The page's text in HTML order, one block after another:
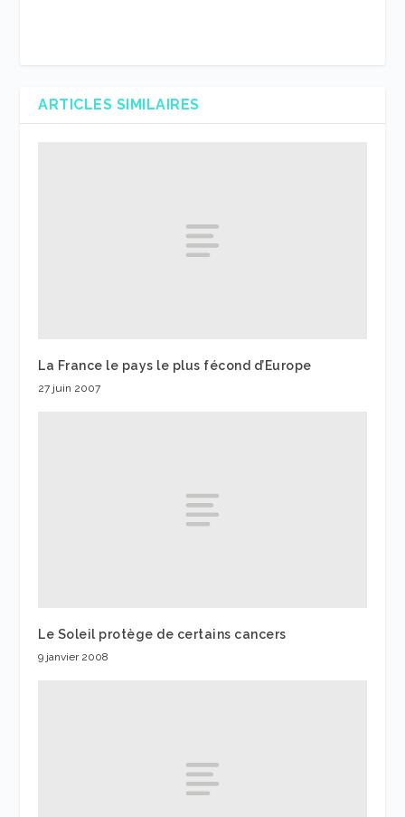
ARTICLES SIMILAIRES
La France le pays le plus fécond d’Europe
27 juin 2007
Le Soleil protège de certains cancers
9 janvier 2008